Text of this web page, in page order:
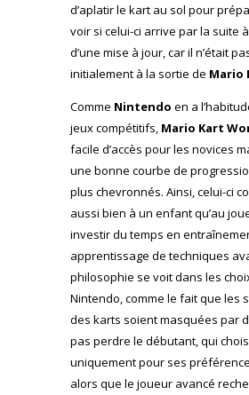
d’aplatir le kart au sol pour
voir si celui-ci arrive par la suite à
d’une mise à jour, car il n’était
initialement à la sortie de Mario
Comme Nintendo en a
jeux compétitifs, Mario Kart
facile d’accès pour les novices
une bonne courbe de
plus chevronnés. Ainsi, celui-ci
aussi bien à un enfant qu’au
investir du temps en
apprentissage de techniques
philosophie se voit dans les
Nintendo, comme le fait que les
des karts soient masquées par
pas perdre le débutant, qui
uniquement pour ses
alors que le joueur avancé